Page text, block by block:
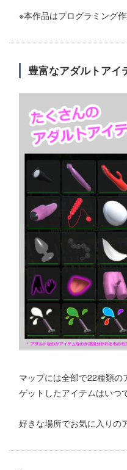
※本作品はプログラミング
豊富なアダルトアイ
マップには全部で22種類の
ゲットしたアイテムはいつ
好きな場所でお気に入りの